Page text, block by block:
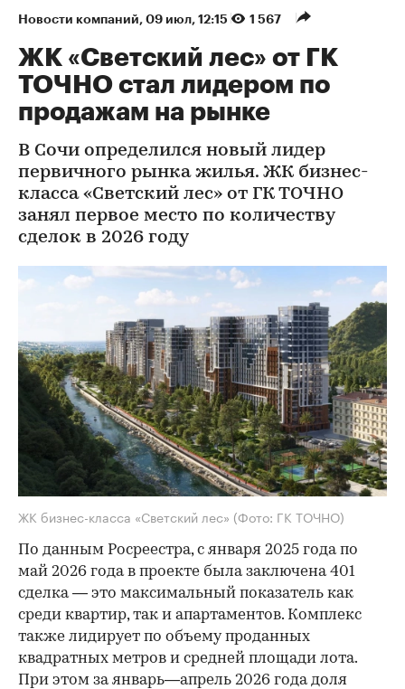
Новости компаний⁠, 09 июл, 12:15 1 567
ЖК «Светский лес» от ГК
ТОЧНО стал лидером по
продажам на рынке
В Сочи определился новый лидер
первичного рынка жилья. ЖК бизнес-
класса «Светский лес» от ГК ТОЧНО
занял первое место по количеству
сделок в 2026 году
ЖК бизнес-класса «Светский лес» (Фото: ГК ТОЧНО)
По данным Росреестра, с января 2025 года по
май 2026 года в проекте была заключена 401
сделка — это максимальный показатель как
среди квартир, так и апартаментов. Комплекс
также лидирует по объему проданных
квадратных метров и средней площади лота.
При этом за январь—апрель 2026 года доля